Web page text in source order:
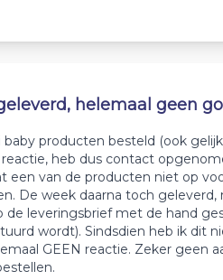
helemaal geen
baby producten besteld (ook
heb dus contact
een van de producten niet op
De week daarna toch geleverd,
de leveringsbrief met de hand
wordt). Sindsdien heb ik dit
GEEN reactie. Zeker geen